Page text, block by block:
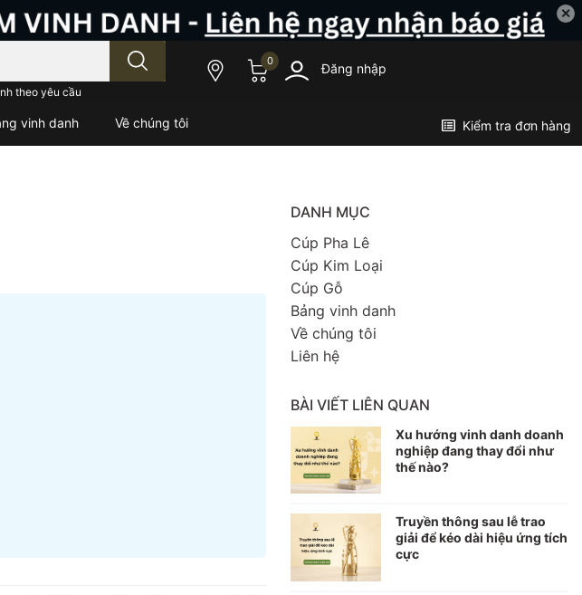
✕
theo yêu cầu
0 Đăng nhập
vinh danh Về chúng tôi Kiểm tra đơn hàng
DANH MỤC
Cúp Pha Lê
Cúp Kim Loại
Cúp Gỗ
Bảng vinh danh
Về chúng tôi
Liên hệ
BÀI VIẾT LIÊN QUAN
Xu hướng vinh danh doanh
nghiệp đang thay đổi như
thế nào?
Truyền thông sau lễ trao
giải để kéo dài hiệu ứng tích
cực